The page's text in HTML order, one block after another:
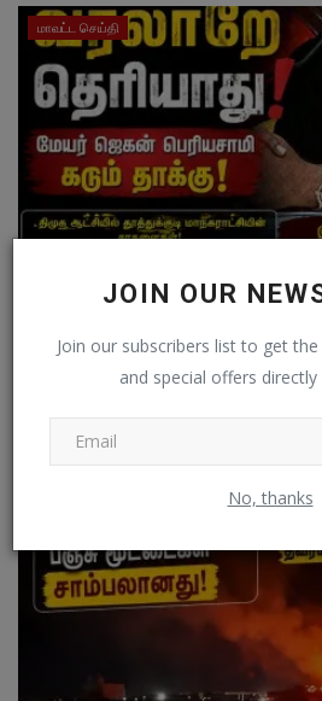
JOIN OUR
Join our subscribers list to get
and special offers
No, thanks
மாவட்ட செய்தி
அமைச்சர் நிர்மல் குமாருக்கு
தெரியாது!"...